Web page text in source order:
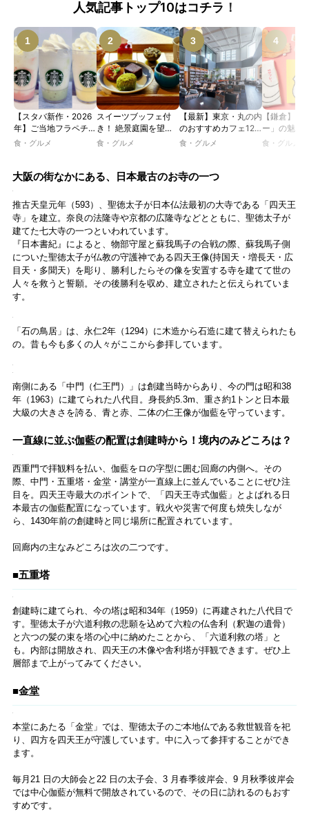
人気記事トップ10はコチラ！
【スタバ新作・2026
年】ご当地フラペチー
ノが新登場！ 地域と
JIMOTO
PROGRAM」が青
動。6種類を飲んで実
食レポート
食・グルメ
スイーツブッフェ付
き！ 絶景庭園を望む
ホテルレストランで味
ツトレンドVol.105】
食・グルメ
【最新】東京・丸の内
のおすすめカフェ12
選｜ひとりでゆったり
るカフェ、優雅なホテ
食・グルメ
【鎌倉】「
ー」の魅力
説！ 定番商
食・グルメ
大阪の街なかにある、日本最古のお寺の一つ
推古天皇元年（593）、聖徳太子が日本仏法最初の大寺である「四天王
寺」を建立。奈良の法隆寺や京都の広隆寺などとともに、聖徳太子が
建てた七大寺の一つといわれています。
『日本書紀』によると、物部守屋と蘇我馬子の合戦の際、蘇我馬子側
についた聖徳太子が仏教の守護神である四天王像(持国天・増長天・広
目天・多聞天）を彫り、勝利したらその像を安置する寺を建てて世の
人々を救うと誓願。その後勝利を収め、建立されたと伝えられていま
す。
「石の鳥居」は、永仁2年（1294）に木造から石造に建て替えられたも
の。昔も今も多くの人々がここから参拝しています。
南側にある「中門（仁王門）」は創建当時からあり、今の門は昭和38
年（1963）に建てられた八代目。身長約5.3m、重さ約1トンと日本最
大級の大きさを誇る、青と赤、二体の仁王像が伽藍を守っています。
一直線に並ぶ伽藍の配置は創建時から！境内のみどころは？
西重門で拝観料を払い、伽藍をロの字型に囲む回廊の内側へ。その
際、中門・五重塔・金堂・講堂が一直線上に並んでいることにぜひ注
目を。四天王寺最大のポイントで、「四天王寺式伽藍」とよばれる日
本最古の伽藍配置になっています。戦火や災害で何度も焼失しなが
ら、1430年前の創建時と同じ場所に配置されています。
回廊内の主なみどころは次の二つです。